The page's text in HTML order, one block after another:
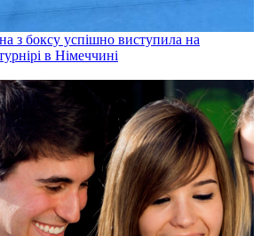
з боксу успішно виступила на
в Німеччині